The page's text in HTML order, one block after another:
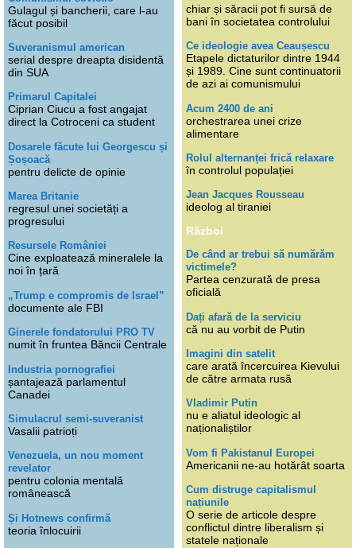
Gulagul și bancherii, care l-au
făcut posibil
Suveranismul american
serial despre dreapta disidentă
din SUA
Primarul Capitalei
Ciprian Ciucu a fost angajat
direct la Cotroceni ca student
Dosarele făcute lui Georgescu și
Șoșoacă
pentru delicte de opinie
Marea Britanie
regresul unei societăți a
progresului
Resursele României
Cine exploatează mineralele la
noi în țară
„Trump e compromis de Israel”
documente ale FBI
Ginerele fondatorului PRO TV
numit în fruntea Băncii Centrale
Industria pornografiei
șantajează parlamentul
Canadei
Simulacrul semi-suveranist
Vasalii patrioți
Venezuela, un nou moment
revelator
pentru colonia mentală
românească
Și Hotnews confirmă
teoria înlocuirii
chiar și săracii pot fi sursă de
bani în societatea controlului
Ce ideologie avea Ceaușescu
Etapele dictaturilor dintre 1944
și 1989. Cine sunt continuatorii
de azi ai comunismului
Acum 2400 de ani
orchestrarea unei crize
alimentare
Rolul alternanței frică relaxare
în controlul populației
Jean Jacques Rousseau
ideolog al tiraniei
Război
De când ar trebui să numărăm
victimele?
Partea cenzurată de presa
oficială
Dați afară de la serviciu
că nu au vorbit de Putin
Imagini din satelit
care arată încercuirea Kievului
de către armata rusă
Vladimir Putin
nu e aliatul ideologic al
naționaliștilor
Vom fi Pakistanul Europei
Americanii ne-au hotărât soarta
Cum distruge capitalismul
națiunile
O serie de articole despre
conflictul dintre liberalism și
statele naționale